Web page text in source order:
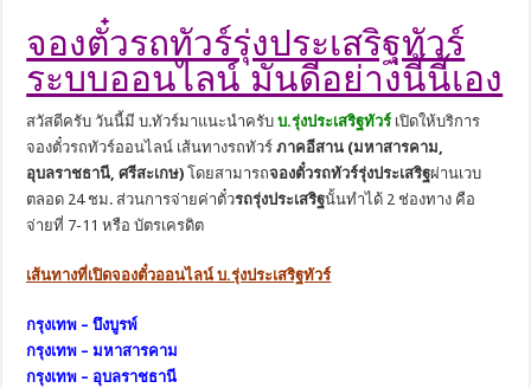
จองตั๋วรถทัวร์รุ่งประเสริฐทัวร์
ระบบออนไลน์ มันดีอย่างนี้นี้เอง
สวัสดีครับ วันนี้มี บ.ทัวร์มาแนะนำครับบ.รุ่งประเสริฐทัวร์ เปิดให้บริการ
จองตั๋วรถทัวร์ออนไลน์ เส้นทางรถทัวร์ภาคอีสาน (มหาสารคาม,
อุบลราชธานี, ศรีสะเกษ) โดยสามารถจองตั๋วรถทัวร์รุ่งประเสริฐผ่านเวบ
ตลอด 24 ชม. ส่วนการจ่ายค่าตั๋วรถรุ่งประเสริฐนั้นทำได้ 2 ช่องทาง คือ
จ่ายที่ 7-11 หรือ บัตรเครดิต
เส้นทางที่เปิดจองตั๋วออนไลน์ บ.รุ่งประเสริฐทัวร์
กรุงเทพ – บึงบูรพ์
กรุงเทพ – มหาสารคาม
กรุงเทพ – อุบลราชธานี